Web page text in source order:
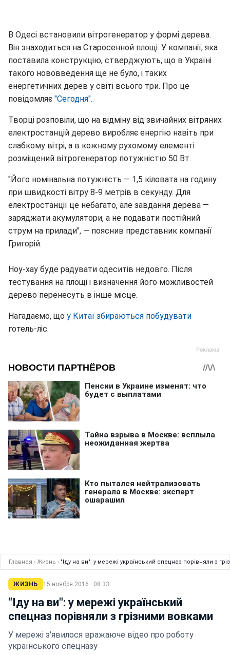
В Одесі встановили вітрогенератор у формі дерева.
Він знаходиться на Старосенной площі. У компанії, яка
поставила конструкцію, стверджують, що в Україні
такого нововведення ще не було, і таких
енергетичних дерев у світі всього три. Про це
повідомляє "Сегодня".
Творці розповіли, що на відміну від звичайних вітряних
електростанцій дерево виробляє енергію навіть при
слабкому вітрі, а в кожному рухомому елементі
розміщений вітрогенератор потужністю 50 Вт.
"Його номінальна потужність — 1,5 кіловата на годину
при швидкості вітру 8-9 метрів в секунду. Для
електростанції це небагато, але завдання дерева —
заряджати акумулятори, а не подавати постійний
струм на прилади", — пояснив представник компанії
Григорій.
Ноу-хау буде радувати одеситів недовго. Після
тестування на площі і визначення його можливостей
дерево перенесуть в інше місце.
Нагадаємо, що у Китаї збираються побудувати
готель-ліс.
Главная › Жизнь › "Іду на ви": у мережі український спецназ порівняли з
ЖИЗНЬ 15 ноября 2016 · 08:33
"Іду на ви": у мережі український
спецназ порівняли з грізними вовками
У мережі з'явилося вражаюче відео про роботу
українського спецназу